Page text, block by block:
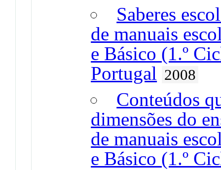
Saberes
de manuais
e Básico (1.º
Portugal 2008
Conteúdos
dimensões do
de manuais
e Básico (1.º